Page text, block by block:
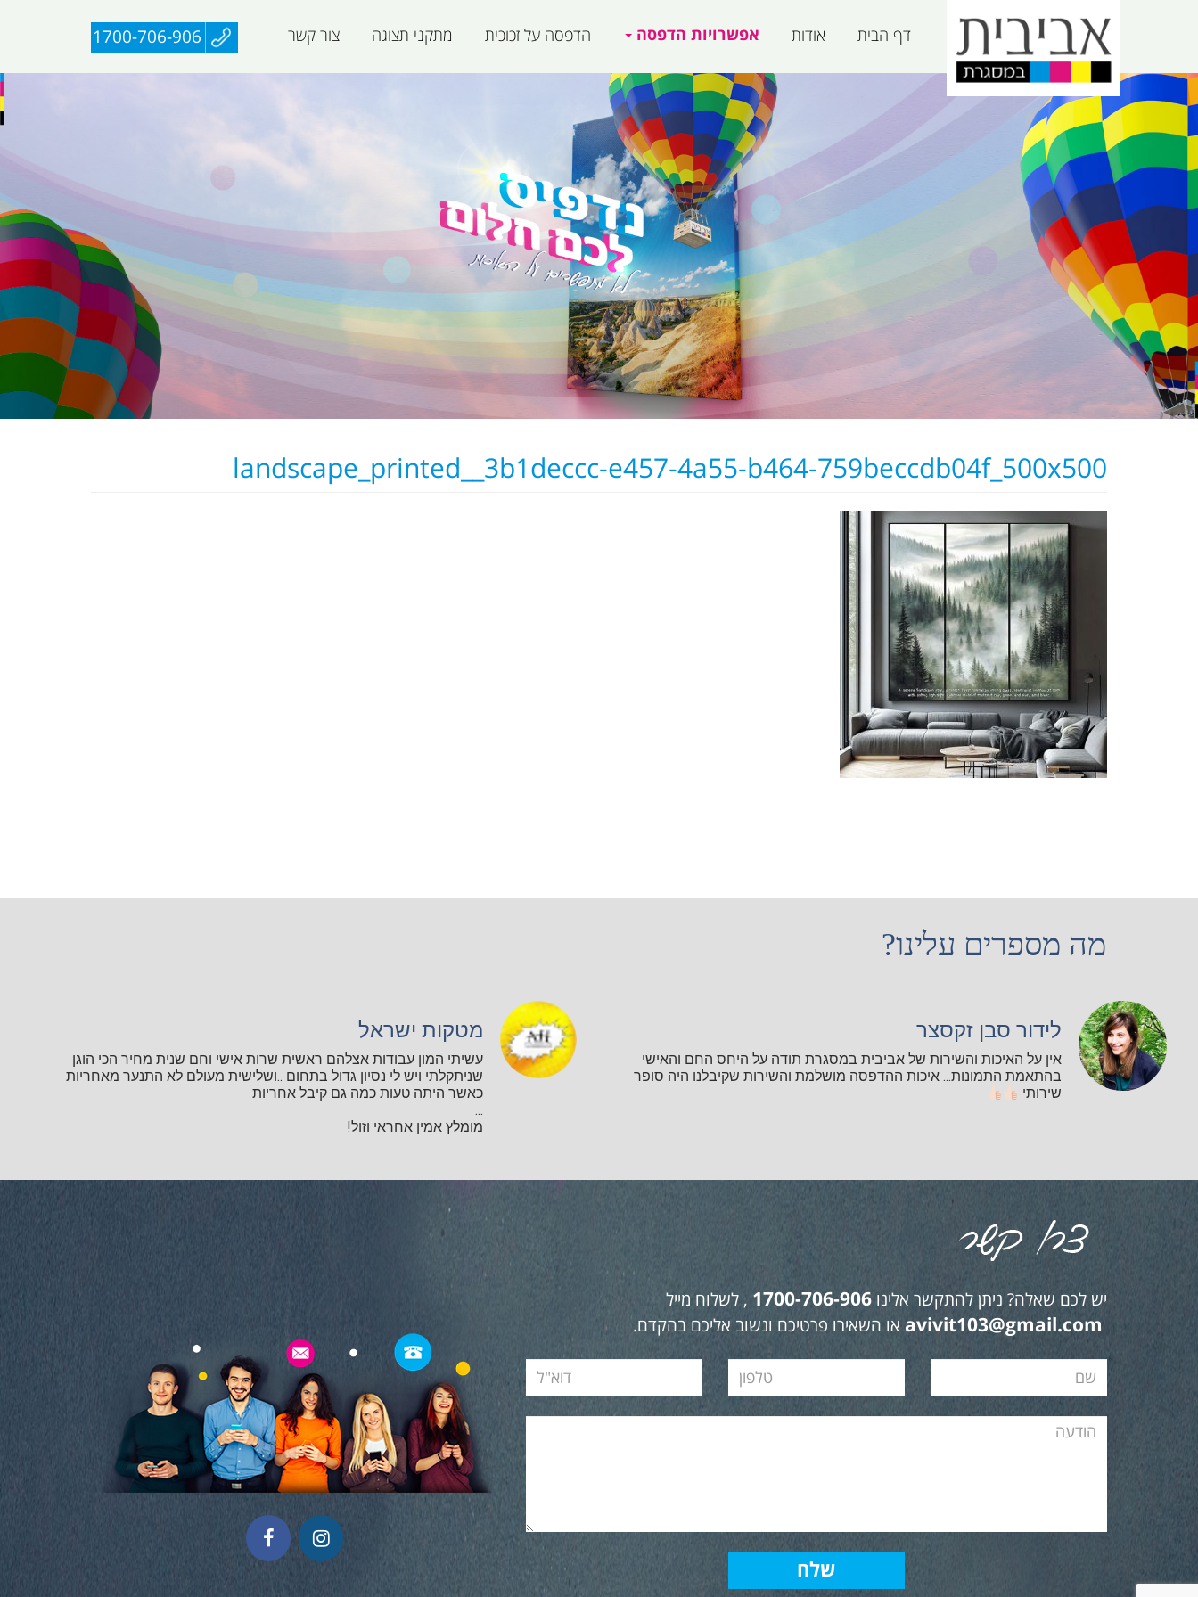
1700-706-906 דף הבית אודות אפשרויות הדפסה הדפסה על זכוכית מתקני תצוגה צור קשר
landscape_printed__3b1deccc-e457-4a55-b464-759beccdb04f_500x500
מה מספרים עלינו?
לידור סבן זקסצר
אין על האיכות והשירות של אביבית במסגרת תודה על היחס החם והאישי
בהתאמת התמונות... איכות ההדפסה מושלמת והשירות שקיבלנו היה סופר
שירותי
מטקות ישראל
עשיתי המון עבודות אצלהם ראשית שרות אישי וחם שנית מחיר הכי הוגן
שניתקלתי ויש לי נסיון גדול בתחום ..ושלישית מעולם לא התנער מאחריות
כאשר היתה טעות כמה גם קיבל אחריות
...
מומלץ אמין אחראי וזול!
יש לכם שאלה? ניתן להתקשר אלינו 1700-706-906 , לשלוח מייל
avivit103@gmail.com או השאירו פרטיכם ונשוב אליכם בהקדם.